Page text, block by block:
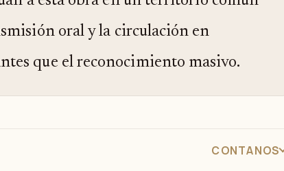
oral y la circulación en
que el reconocimiento masivo.
CONTANOS